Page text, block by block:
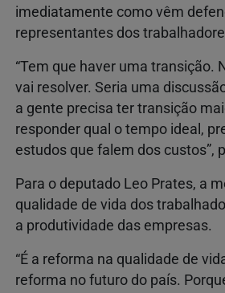
imediatamente como vêm
representantes dos
“Tem que haver uma transição.
vai resolver. Seria uma
a gente precisa ter transição
responder qual o tempo ideal,
estudos que falem dos custos”,
Para o deputado Leo Prates, a
qualidade de vida dos
a produtividade das empresas.
“É a reforma na qualidade de
reforma no futuro do país.